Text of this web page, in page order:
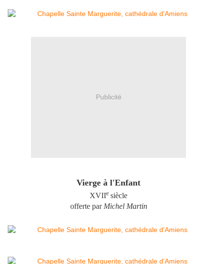
Publicité
Vierge à l'Enfant
XVIIe siècle
offerte par Michel Martin